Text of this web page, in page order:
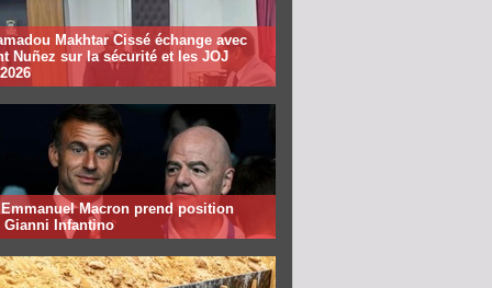
Makhtar Cissé échange avec
Nuñez sur la sécurité et les JOJ
Emmanuel Macron prend position
Gianni Infantino